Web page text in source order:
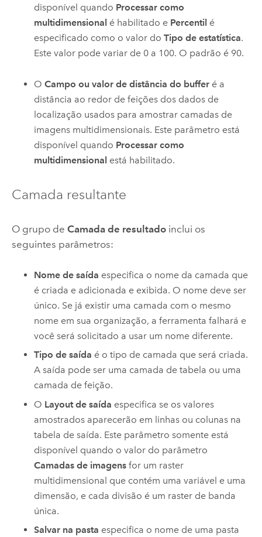
disponível quando Processar como
multidimensional é habilitado e Percentil é
especificado como o valor doTipo de estatística.
Este valor pode variar de 0 a 100. O padrão é 90.
OCampo ou valor de distância do buffer é a
distância ao redor de feições dos dados de
localização usados para amostrar camadas de
imagens multidimensionais. Este parâmetro está
disponível quando Processar como
multidimensional está habilitado.
Camada resultante
O grupo de Camada de resultadoinclui os
seguintes parâmetros:
Nome de saída especifica o nome da camada que
é criada e adicionada e exibida. O nome deve ser
único. Se já existir uma camada com o mesmo
nome em sua organização, a ferramenta falhará e
você será solicitado a usar um nome diferente.
Tipo de saída é o tipo de camada que será criada.
A saída pode ser uma camada de tabela ou uma
camada de feição.
O Layout de saída especifica se os valores
amostrados aparecerão em linhas ou colunas na
tabela de saída. Este parâmetro somente está
disponível quando o valor do parâmetro
Camadas de imagens for um raster
multidimensional que contém uma variável e uma
dimensão, e cada divisão é um raster de banda
única.
Salvar na pasta especifica o nome de uma pasta